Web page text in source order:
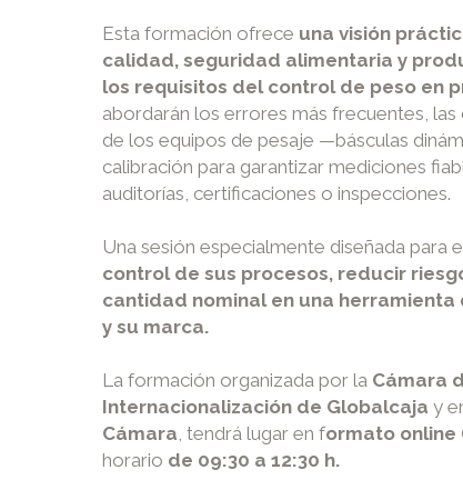
Esta formación ofrece una visión
calidad, seguridad alimentaria y
los requisitos del control de peso en
abordarán los errores más frecuentes,
de los equipos de pesaje —básculas
calibración para garantizar mediciones
auditorías, certificaciones o inspecciones.
Una sesión especialmente diseñada para
control de sus procesos, reducir
cantidad nominal en una
y su marca.
La formación organizada por la Cámara
Internacionalización de Globalcaja y
Cámara, tendrá lugar en formato online
horario de 09:30 a 12:30 h.